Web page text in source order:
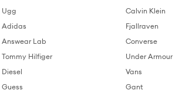
Ugg
Adidas
Answear Lab
Tommy Hilfiger
Diesel
Guess
Calvin Klein
Fjallraven
Converse
Under Armour
Vans
Gant